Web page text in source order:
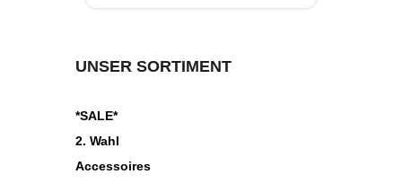
UNSER SORTIMENT
*SALE*
2. Wahl
Accessoires